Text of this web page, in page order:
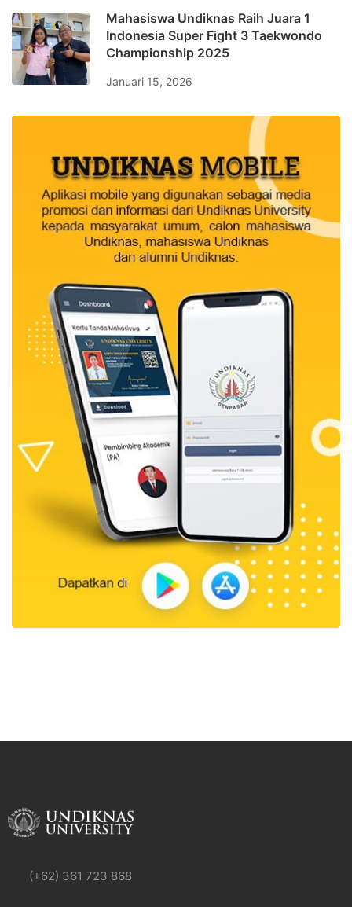
Mahasiswa Undiknas Raih Juara 1
Indonesia Super Fight 3 Taekwondo
Championship 2025
Januari 15, 2026
(+62) 361 723 868